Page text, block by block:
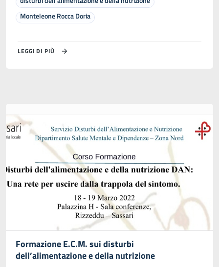
Monteleone Rocca Doria
LEGGI DI PIÙ
Formazione E.C.M. sui disturbi
dell’alimentazione e della nutrizione